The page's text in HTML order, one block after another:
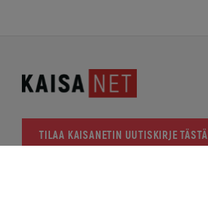
TILAA KAISANETIN UUTISKIRJE TÄSTÄ